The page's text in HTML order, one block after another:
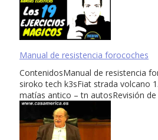
Manual de resistencia forocoches
ContenidosManual de resistencia
siroko tech k3sFiat strada volcano
matías antico – tn autosRevisión